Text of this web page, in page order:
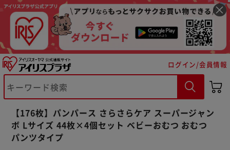
ログイン/会員情報
【176枚】パンパース さらさらケア スーパージャン
ボ Lサイズ 44枚×4個セット ベビーおむつ おむつ
パンツタイプ